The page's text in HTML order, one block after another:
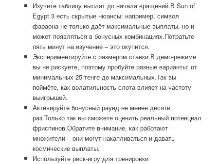
Изучите таблицу выплат до начала вращений.В Sun of
Egypt 3 есть скрытые нюансы: например, символ
фараона не только даёт максимальные выплаты, но и
может появляться в бонусных комбинациях.Потратьте
пять минут на изучение – это окупится.
Экспериментируйте с размером ставки.В демо-режиме
вы не рискуете, поэтому пробуйте разные варианты: от
минимальных 25 тенге до максимальных.Так вы
поймёте, как волатильность слота влияет на частоту
выигрышей.
Активируйте бонусный раунд не менее десяти
раз.Только так вы сможете оценить реальный потенциал
фриспинов.Обратите внимание, как работают
множители – они могут накапливаться и давать
космические выплаты.
Используйте риск-игру для тренировки